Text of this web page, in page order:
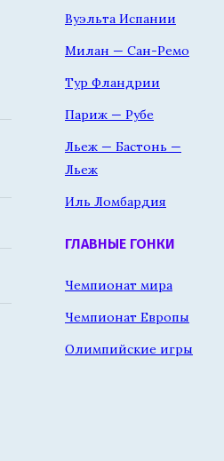
Вуэльта Испании
Милан — Сан-Ремо
Тур Фландрии
Париж — Рубе
Льеж — Бастонь —
Льеж
Иль Ломбардия
ГЛАВНЫЕ ГОНКИ
Чемпионат мира
Чемпионат Европы
Олимпийские игры